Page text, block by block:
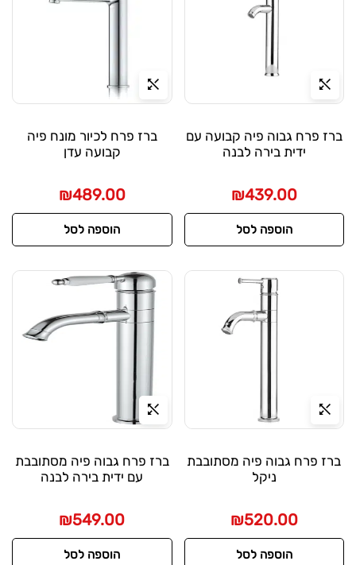
ברז פרח גבוה פיה קבועה עם
ידית בירה לבנה
₪439.00
הוספה לסל
ברז פרח לכיור מונח פיה
קבועה עדן
₪489.00
הוספה לסל
ברז פרח גבוה פיה מסתובבת
ניקל
₪520.00
הוספה לסל
ברז פרח גבוה פיה מסתובבת
עם ידית בירה לבנה
₪549.00
הוספה לסל